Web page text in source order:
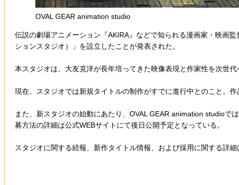
OVAL GEAR animation studio
伝説の劇場アニメーション『AKIRA』などで知られる漫画家・映画
ションスタジオ）」を設立したことが発表された。
本スタジオは、大友克洋が長年培ってきた映像表現と作家性を次世
現在、スタジオでは新規タイトルの制作がすでに進行中とのこと。
また、新スタジオの始動にあたり、OVAL GEAR animation studio
募方法の詳細は公式WEBサイトにて後日公開予定となっている。
スタジオに関する続報、新作タイトル情報、および採用に関する詳